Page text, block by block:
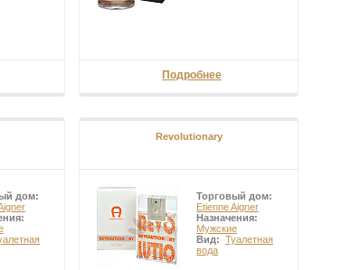
Подробнее
дом:
Revolutionary
Торговый дом:
Etienne Aigner
Назначения:
Мужские
Вид: Туалетная
вода